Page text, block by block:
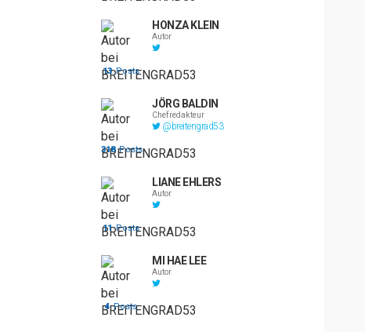
HONZA KLEIN
Autor
13 Posts
JÖRG BALDIN
Chefredakteur
@breitengrad53
318 Posts
LIANE EHLERS
Autor
11 Posts
MI HAE LEE
Autor
4 Posts